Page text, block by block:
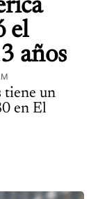
el
años
tiene un
en El